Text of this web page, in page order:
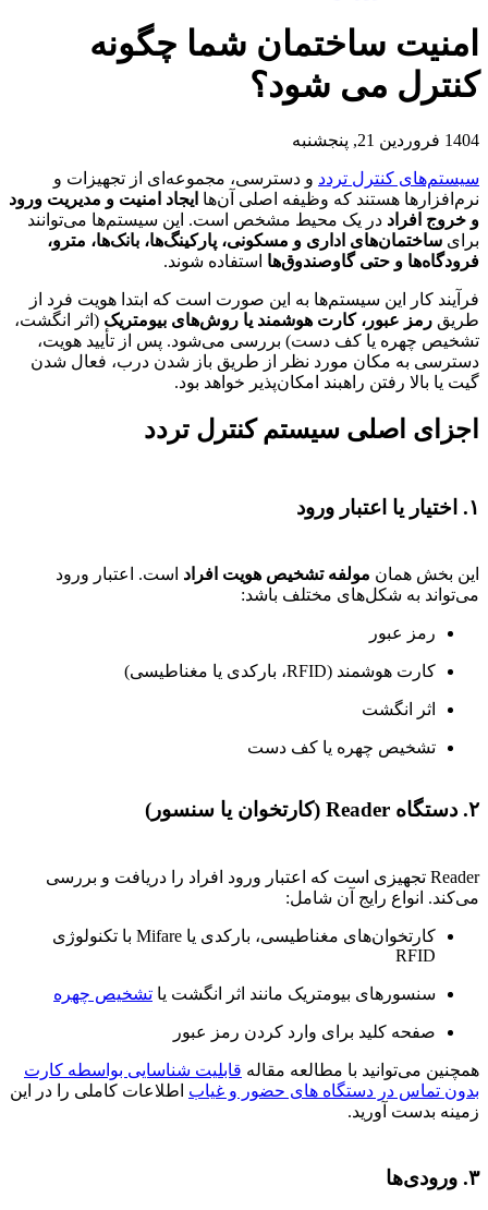
امنیت ساختمان شما چگونه
کنترل می شود؟
1404 فروردین 21, پنجشنبه
سیستم‌های کنترل تردد و دسترسی، مجموعه‌ای از تجهیزات و
نرم‌افزارها هستند که وظیفه اصلی آن‌ها ایجاد امنیت و مدیریت ورود
و خروج افراد در یک محیط مشخص است. این سیستم‌ها می‌توانند
برای ساختمان‌های اداری و مسکونی، پارکینگ‌ها، بانک‌ها، مترو،
فرودگاه‌ها و حتی گاوصندوق‌ها استفاده شوند.
فرآیند کار این سیستم‌ها به این صورت است که ابتدا هویت فرد از
طریق رمز عبور، کارت هوشمند یا روش‌های بیومتریک (اثر انگشت،
تشخیص چهره یا کف دست) بررسی می‌شود. پس از تأیید هویت،
دسترسی به مکان مورد نظر از طریق باز شدن درب، فعال شدن
گیت یا بالا رفتن راهبند امکان‌پذیر خواهد بود.
اجزای اصلی سیستم کنترل تردد
۱. اختیار یا اعتبار ورود
این بخش همان مولفه تشخیص هویت افراد است. اعتبار ورود
می‌تواند به شکل‌های مختلف باشد:
رمز عبور
کارت هوشمند (RFID، بارکدی یا مغناطیسی)
اثر انگشت
تشخیص چهره یا کف دست
۲. دستگاه Reader (کارتخوان یا سنسور)
Reader تجهیزی است که اعتبار ورود افراد را دریافت و بررسی
می‌کند. انواع رایج آن شامل:
کارتخوان‌های مغناطیسی، بارکدی یا Mifare با تکنولوژی
RFID
سنسورهای بیومتریک مانند اثر انگشت یا تشخیص چهره
صفحه کلید برای وارد کردن رمز عبور
همچنین می‌توانید با مطالعه مقاله قابلیت شناسایی بواسطه کارت
بدون تماس در دستگاه های حضور و غیاب اطلاعات کاملی را در این
زمینه بدست آورید.
۳. ورودی‌ها